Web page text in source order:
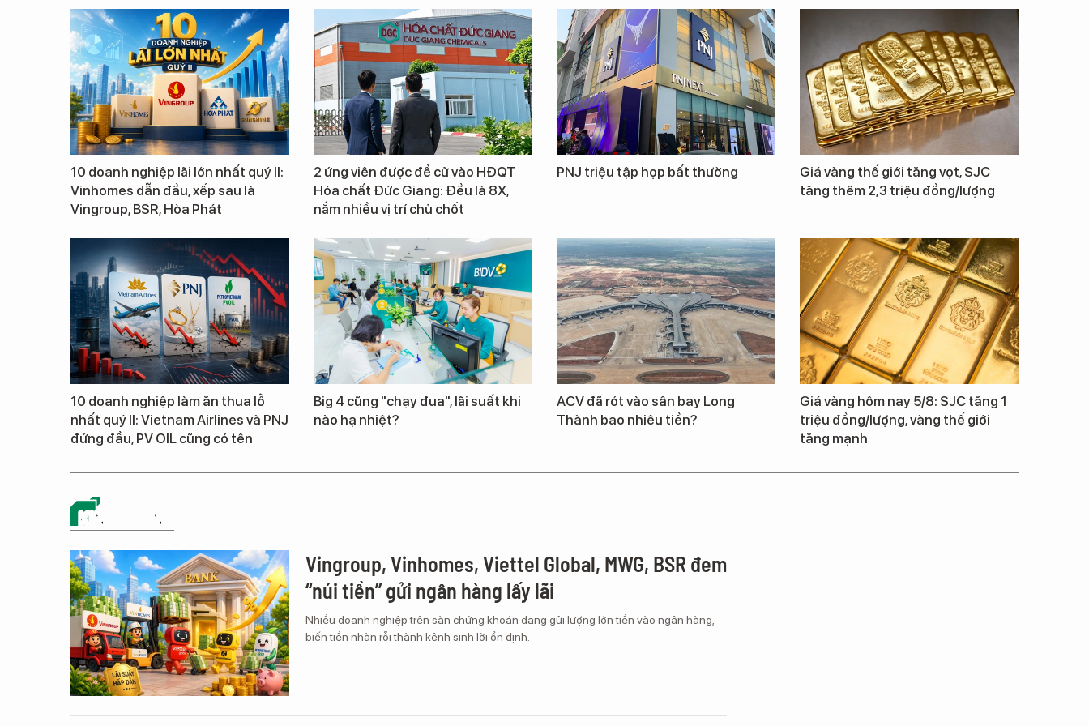
10 doanh nghiệp lãi lớn nhất quý II:
Vinhomes dẫn đầu, xếp sau là
Vingroup, BSR, Hòa Phát
2 ứng viên được đề cử vào HĐQT
Hóa chất Đức Giang: Đều là 8X,
nắm nhiều vị trí chủ chốt
PNJ triệu tập họp bất thường
Giá vàng thế giới tăng vọt, SJC
tăng thêm 2,3 triệu đồng/lượng
10 doanh nghiệp làm ăn thua lỗ
nhất quý II: Vietnam Airlines và PNJ
đứng đầu, PV OIL cũng có tên
Big 4 cũng "chạy đua", lãi suất khi
nào hạ nhiệt?
ACV đã rót vào sân bay Long
Thành bao nhiêu tiền?
Giá vàng hôm nay 5/8: SJC tăng 1
triệu đồng/lượng, vàng thế giới
tăng mạnh
KINH DOANH
Vingroup, Vinhomes, Viettel Global, MWG, BSR đem
“núi tiền” gửi ngân hàng lấy lãi
Nhiều doanh nghiệp trên sàn chứng khoán đang gửi lượng lớn tiền vào ngân hàng,
biến tiền nhàn rỗi thành kênh sinh lời ổn định.